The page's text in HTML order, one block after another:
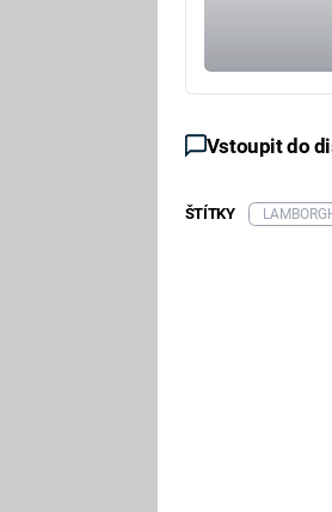
Vstoupit do
ŠTÍTKY